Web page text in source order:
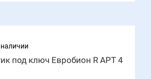
под ключ Евробион R АРТ 4